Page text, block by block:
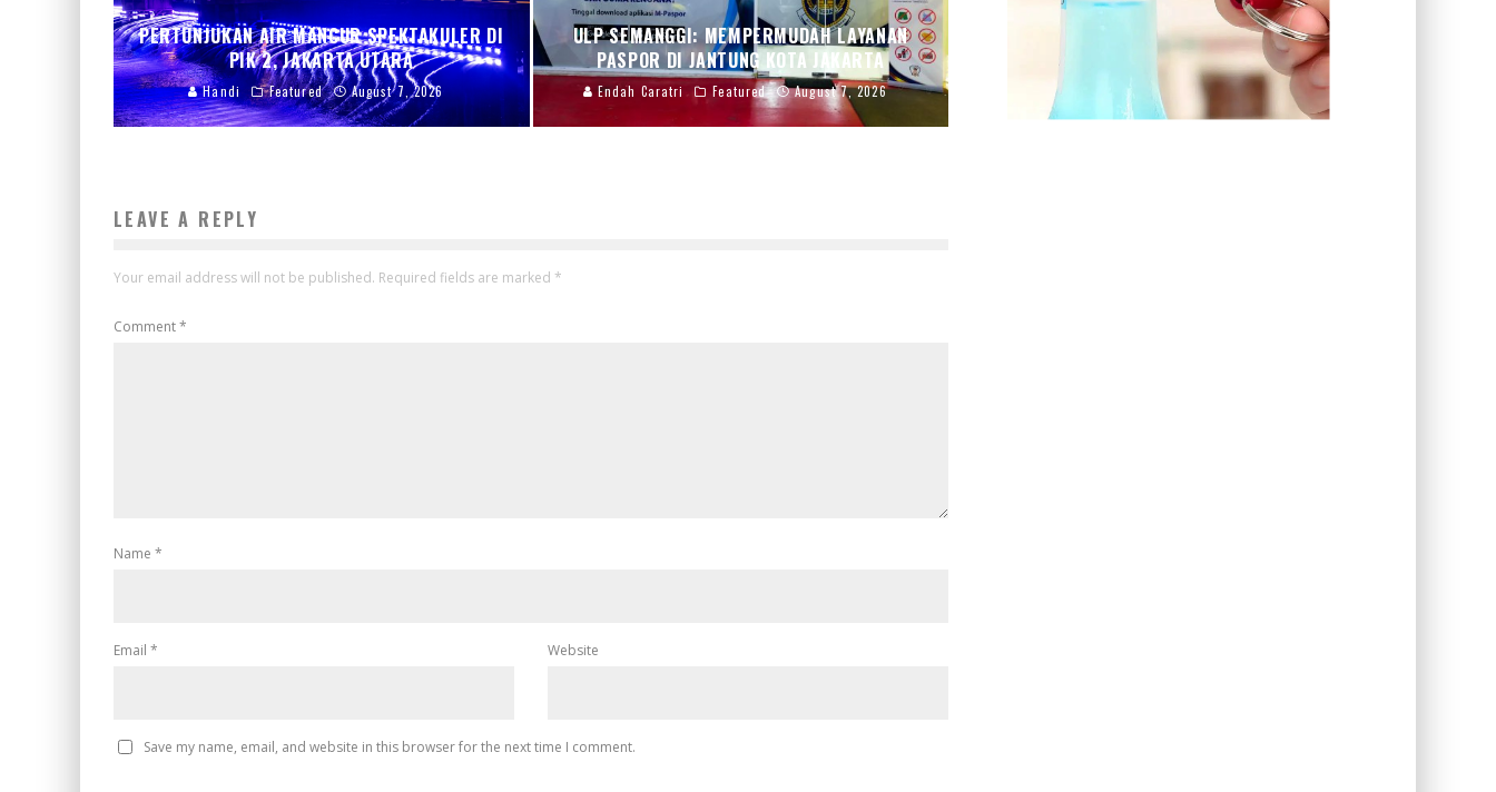
PERTUNJUKAN AIR MANCUR SPEKTAKULER DI
PIK 2, JAKARTA UTARA
Handi Featured August 7, 2026
ULP SEMANGGI: MEMPERMUDAH LAYANAN
PASPOR DI JANTUNG KOTA JAKARTA
Endah Caratri Featured August 7, 2026
LEAVE A REPLY
Your email address will not be published. Required fields are marked *
Comment*
Name *
Email * Website
Save my name, email, and website in this browser for the next time I comment.